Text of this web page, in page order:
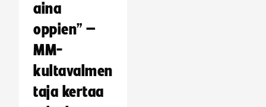
aina
oppien” –
MM-
kultavalmen
taja kertaa